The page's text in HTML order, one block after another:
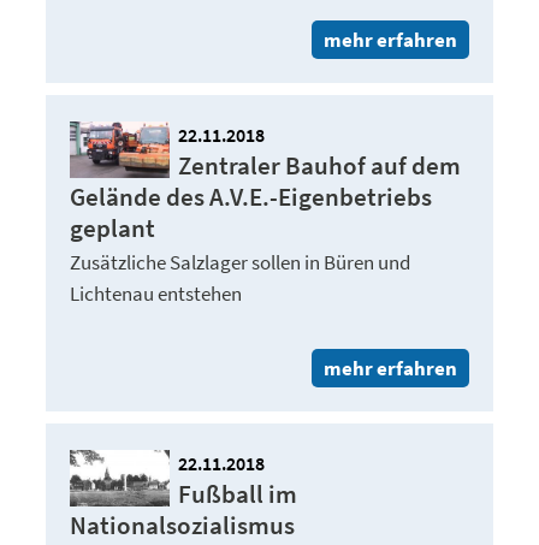
mehr erfahren
22.11.2018
Zentraler Bauhof auf dem
Gelände des A.V.E.-Eigenbetriebs
geplant
Zusätzliche Salzlager sollen in Büren und
Lichtenau entstehen
mehr erfahren
22.11.2018
Fußball im
Nationalsozialismus